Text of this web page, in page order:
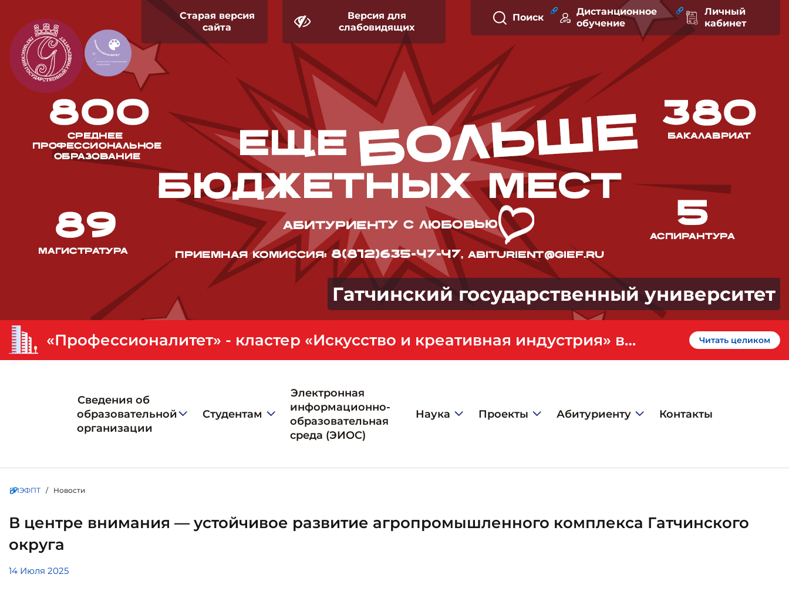
Старая версия
сайта
Версия для
слабовидящих
Поиск
Дистанционное
обучение
Личный
кабинет
Гатчинский государственный университет
«Профессионалитет» - кластер «Искусство и креативная индустрия» в ГИЭФПТ Читать целиком
Сведения об
образовательной
организации
Студентам
Электронная
информационно-
образовательная
среда (ЭИОС)
Наука Проекты Абитуриенту Контакты
ГИЭФПТ / Новости
В центре внимания — устойчивое развитие агропромышленного комплекса Гатчинского
округа
14 Июля 2025